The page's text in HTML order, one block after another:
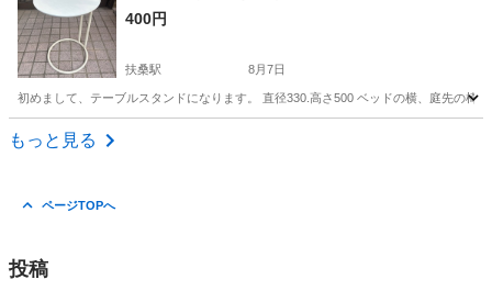
400円
扶桑駅 8月7日
初めまして、テーブルスタンドになります。 直径330.高さ500 ベッドの横、庭先の椅
愛知 丹羽郡
もっと見る
ページTOPへ
投稿